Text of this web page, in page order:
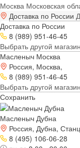
Москва Московская
Доставка по России
Доставка по России
8 (989) 951-46-45
Выбрать другой магазин
Масленыч Москва
Россия, Москва,
8 (989) 951-46-45
Выбрать другой магазин
Сохранить
Масленыч Дубна
Россия, Дубна,
8 (495) 106-06-28